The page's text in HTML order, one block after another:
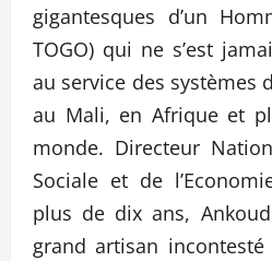
gigantesques d’un
TOGO) qui ne s’est
au service des systèmes
au Mali, en Afrique et
monde. Directeur
Sociale et de
plus de dix ans,
grand artisan